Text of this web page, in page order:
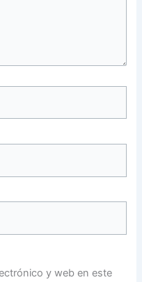
y web en este